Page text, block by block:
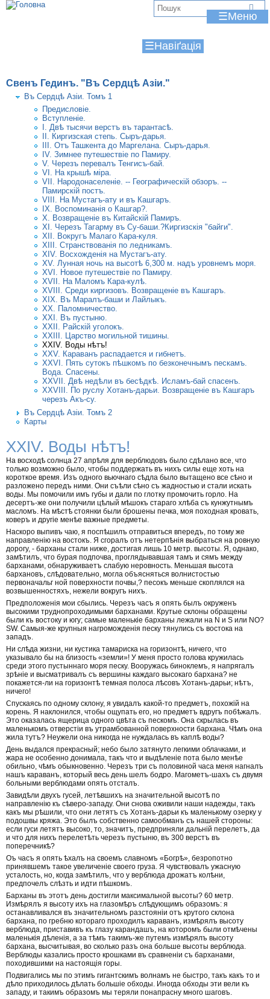
Jump to navigation
☰
Свенъ Гединъ. "Въ Сердцѣ Азіи."
Въ Сердцѣ Азіи. Томъ 1
Предисловіе.
Вступленіе.
I. Двѣ тысячи верстъ въ тарантасѣ.
II. Киргизская степь. Сыръ-дарья.
III. Отъ Ташкента до Маргелана. Сыръ-дарья.
IV. Зимнее путешествіе по Памиру.
V. Черезъ перевалъ Тенгисъ-бай.
VI. Ha крышѣ міра.
VII. Народонаселеніе. -- Географическій обзоръ. --
Памирскій постъ.
VIII. На Мустагъ-ату и въ Кашгаръ.
IX. Воспоминанія о Кашгар?.
X. Возвращеніе въ Китайскій Памиръ.
XI. Черезъ Тагарму въ Су-баши.?Киргизскія "байги".
XII. Вокругъ Малаго Кара-куля.
XIII. Странствованія по ледникамъ.
XIV. Восхожденія на Мустагъ-ату.
XV. Лунная ночь на высотѣ 6,300 м. надъ уровнемъ моря.
XVI. Новое путешествіе по Памиру.
XVII. На Маломъ Кара-кулѣ.
XVIII. Среди киргизовъ. Возвращеніе въ Кашгаръ.
XIX. Въ Маралъ-баши и Лайлыкъ.
XX. Паломничество.
XXI. Въ пустыню.
XXII. Райскій уголокъ.
XXIII. Царство могильной тишины.
XXIV. Воды нѣтъ!
XXV. Караванъ распадается и гибнетъ.
XXVI. Пять сутокъ пѣшкомъ по безконечнымъ пескамъ.
Вода. Спасены.
XXVII. Двѣ недѣли въ бесѣдкѣ. Исламъ-бай спасенъ.
XXVIII. По руслу Хотанъ-дарьи. Возвращеніе въ Кашгаръ
черезъ Акъ-су.
Въ Сердцѣ Азіи. Томъ 2
Карты
☰
XXIV. Воды нѣтъ!
На восходѣ солнца 27 апрѣля для верблюдовъ было сдѣлано все, что
только возможно было, чтобы поддержать въ нихъ силы еще хоть на
короткое время. Изъ одного вьючнаго сѣдла было вытащено все сѣно и
разложено передъ ними. Они съѣли сѣно съ жадностью и стали искать
воды. Мы помочили имъ губы и дали по глотку промочить горло. На
десертъ-же они получили цѣлый мѣшокъ стараго хлѣба съ кунжутнымъ
масломъ. На мѣстѣ стоянки были брошены печка, моя походная кровать,
коверъ и другіе менѣе важные предметы.
Наскоро выпивъ чаю, я поспѣшилъ отправиться впередъ, по тому же
направленію на востокъ. Я сгоралъ отъ нетерпѣнія выбраться на ровную
дорогу, - барханы стали ниже, достигая лишь 10 метр. высоты. Я, однако,
замѣтилъ, что бурая подпочва, проглядывавшая тамъ и сямъ между
барханами, обнаруживаетъ слабую неровность. Меньшая высота
бархановъ, слѣдовательно, могла объясняться волнистостью
первоначальг ной поверхности почвы,? песокъ меньше скоплялся на
возвышенностяхъ, нежели вокругъ нихъ.
Предположенія мои сбылись. Черезъ часъ я опять былъ окруженъ
высокими труднопроходимыми барханами. Крутые склоны обращены
были къ востоку и югу; самые маленькіе барханы лежали на N и S или NO?
SW. Самыя-же крупныя нагроможденія песку тянулись съ востока на
западъ.
Ни слѣда жизни, ни кустика тамариска на горизонтѣ, ничего, что
указывало бы на близость «земли»! У меня просто голова кружилась
среди этого пустыннаго моря песку. Вооружась биноклемъ, я напрягалъ
зрѣніе и высматривалъ съ вершины каждаго высокаго бархана? не
покажется-ли на горизонтѣ темная полоса лѣсовъ Хотанъ-дарьи; нѣтъ,
ничего!
Спускаясь по одному склону, я увидалъ какой-то предметъ, похожій на
корень. Я наклонился, чтобы ощупать его, но предметъ вдругъ побѣжалъ.
Это оказалась ящерица одного цвѣта съ пескомъ. Она скрылась въ
маленькомъ отверстіи въ утрамбованной поверхности бархана. Чѣмъ она
жила тутъ? Неужели она никогда не нуждалась въ каплѣ воды?
День выдался прекрасный; небо было затянуто легкими облачками, и
жара не особенно донимала, такъ что и выдѣленіе пота было менѣе
обильно, чѣмъ обыкновенно. Черезъ три съ половиной часа меня нагналъ
нашъ караванъ, который весь день шелъ бодро. Магометъ-шахъ съ двумя
больными верблюдами опять отсталъ.
Завидѣли двухъ гусей, летѣвшихъ на значительной высотѣ по
направленію къ сѣверо-западу. Они снова оживили наши надежды, такъ
какъ мы рѣшили, что они летятъ съ Хотанъ-дарьи къ маленькому озерку у
подошвы кряжа. Это былъ собственно самообманъ съ нашей стороны:
если гуси летятъ высоко, то, значитъ, предприняли дальній перелетъ, да
и что для нихъ перелетѣть черезъ пустыню, въ 300 верстъ въ
поперечникѣ?
Оъ часъ я опять ѣхалъ на своемъ славномъ «Богрѣ», безропотно
принявшемъ такое увеличеніе своего груза. Я чувствовалъ ужасную
усталость, но, когда замѣтилъ, что у верблюда дрожатъ колѣни,
предпочелъ слѣзть и идти пѣшкомъ.
Барханы въ этотъ день достигли максимальной высоты? 60 метр.
Измѣрялъ я высоту ихъ на глазомѣръ слѣдующимъ образомъ: я
останавливался въ значительномъ разстояніи отъ крутого склона
бархана, по гребню котораго проходилъ караванъ, измѣрялъ высоту
верблюда, приставивъ къ глазу карандашъ, на которомъ были отмѣчены
маленькія дѣленія, а за тѣмъ такимъ-же путемъ измѣрялъ высоту
бархана, высчитывая, во сколько разъ она больше высоты верблюда.
Верблюды казались просто крошками въ сравненіи съ барханами,
походившими на настоящія горы.
Подвигались мы по этимъ гигантскимъ волнамъ не быстро, такъ какъ то и
дѣло приходилось дѣлать большіе обходы. Иногда обходы эти вели къ
западу, и такимъ образомъ мы теряли понапрасну много шаговъ.